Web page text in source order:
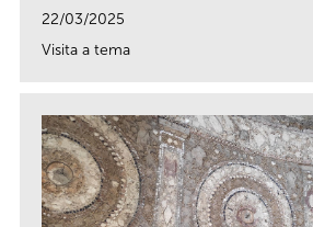
22/03/2025
Visita a tema